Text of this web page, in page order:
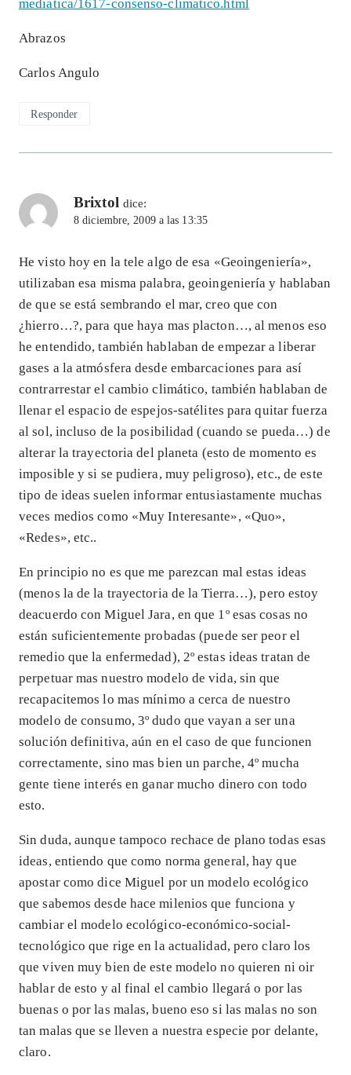
mediatica/1617-consenso-climatico.html
Abrazos
Carlos Angulo
Responder
Brixtol dice:
8 diciembre, 2009 a las 13:35
He visto hoy en la tele algo de esa «Geoingeniería»,
utilizaban esa misma palabra, geoingeniería y hablaban
de que se está sembrando el mar, creo que con
¿hierro…?, para que haya mas placton…, al menos eso
he entendido, también hablaban de empezar a liberar
gases a la atmósfera desde embarcaciones para así
contrarrestar el cambio climático, también hablaban de
llenar el espacio de espejos-satélites para quitar fuerza
al sol, incluso de la posibilidad (cuando se pueda…) de
alterar la trayectoria del planeta (esto de momento es
imposible y si se pudiera, muy peligroso), etc., de este
tipo de ideas suelen informar entusiastamente muchas
veces medios como «Muy Interesante», «Quo»,
«Redes», etc..
En principio no es que me parezcan mal estas ideas
(menos la de la trayectoria de la Tierra…), pero estoy
deacuerdo con Miguel Jara, en que 1º esas cosas no
están suficientemente probadas (puede ser peor el
remedio que la enfermedad), 2º estas ideas tratan de
perpetuar mas nuestro modelo de vida, sin que
recapacitemos lo mas mínimo a cerca de nuestro
modelo de consumo, 3º dudo que vayan a ser una
solución definitiva, aún en el caso de que funcionen
correctamente, sino mas bien un parche, 4º mucha
gente tiene interés en ganar mucho dinero con todo
esto.
Sin duda, aunque tampoco rechace de plano todas esas
ideas, entiendo que como norma general, hay que
apostar como dice Miguel por un modelo ecológico
que sabemos desde hace milenios que funciona y
cambiar el modelo ecológico-económico-social-
tecnológico que rige en la actualidad, pero claro los
que viven muy bien de este modelo no quieren ni oir
hablar de esto y al final el cambio llegará o por las
buenas o por las malas, bueno eso si las malas no son
tan malas que se lleven a nuestra especie por delante,
claro.